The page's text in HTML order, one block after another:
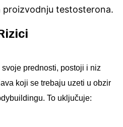
proizvodnju testosterona.
prednosti, postoji i niz
koji se trebaju uzeti u obzir
To uključuje: